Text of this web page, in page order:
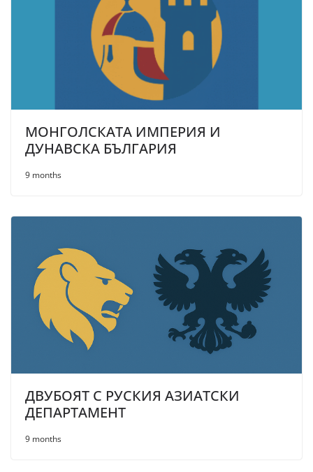
МОНГОЛСКАТА ИМПЕРИЯ И
ДУНАВСКА БЪЛГАРИЯ
9 months
ДВУБОЯТ С РУСКИЯ АЗИАТСКИ
ДЕПАРТАМЕНТ
9 months